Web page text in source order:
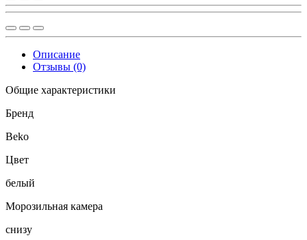
Описание
Отзывы (0)
Общие характеристики
Бренд
Beko
Цвет
белый
Морозильная камера
снизу